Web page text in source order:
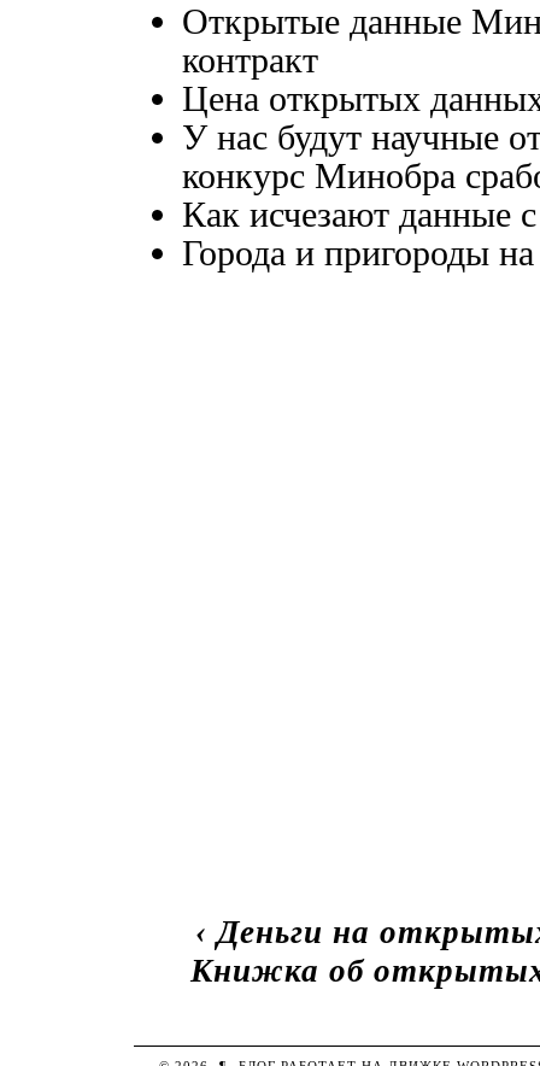
Открытые данные
контракт
Цена открытых
У нас будут научные
конкурс Минобра
Как исчезают данные
Города и пригороды
‹Деньги на
Книжка об